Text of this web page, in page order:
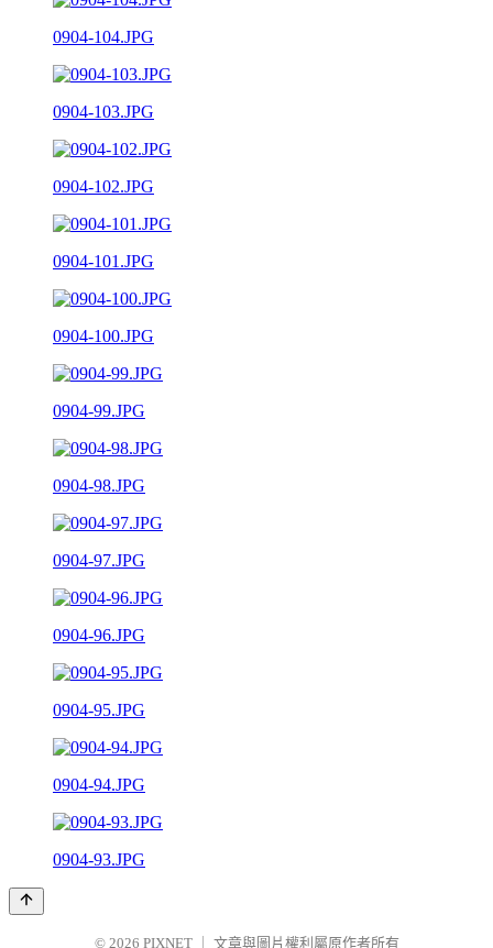
0904-104.JPG
0904-103.JPG
0904-102.JPG
0904-101.JPG
0904-100.JPG
0904-99.JPG
0904-98.JPG
0904-97.JPG
0904-96.JPG
0904-95.JPG
0904-94.JPG
0904-93.JPG
© 2026 PIXNET 文章與圖片權利屬原作者所有